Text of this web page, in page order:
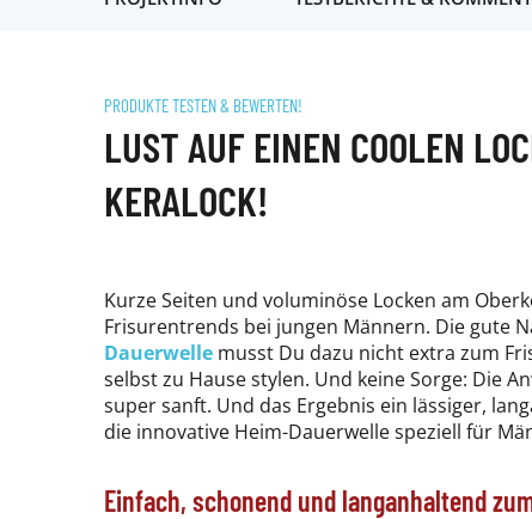
PRODUKTE TESTEN & BEWERTEN!
LUST AUF EINEN COOLEN
KERALOCK!
Kurze Seiten und voluminöse Locken am
Frisurentrends bei jungen Männern. Die gute
Dauerwelle musst Du dazu nicht extra zum
selbst zu Hause stylen. Und keine Sorge: Die
super sanft. Und das Ergebnis ein lässiger,
die innovative Heim-Dauerwelle speziell für
Einfach, schonend und langanhaltend